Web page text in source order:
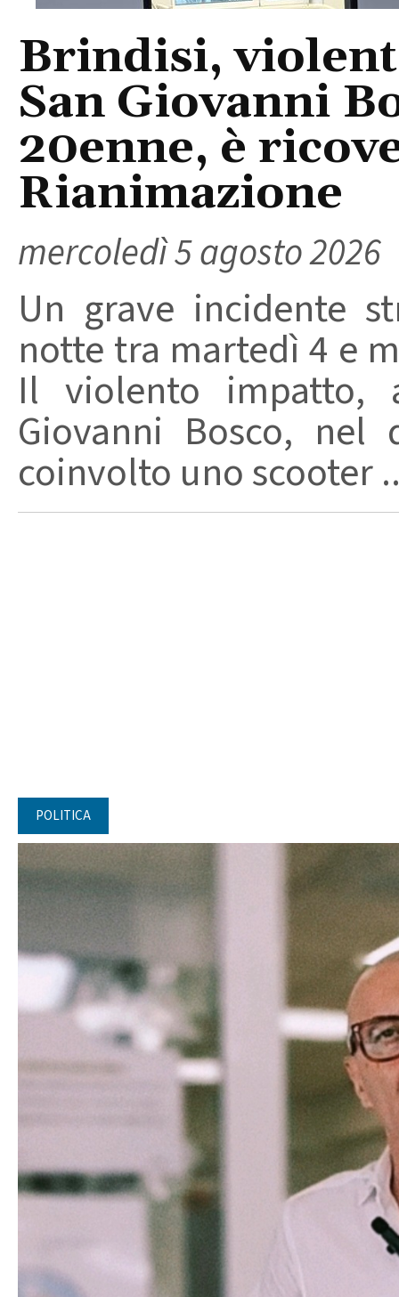
Brindisi,
San Giovanni
20enne, è
Rianimazione
mercoledì 5 agosto 2026
Un grave incidente
notte tra martedì 4 e
Il violento impatto,
Giovanni Bosco, nel
coinvolto uno scooter
POLITICA